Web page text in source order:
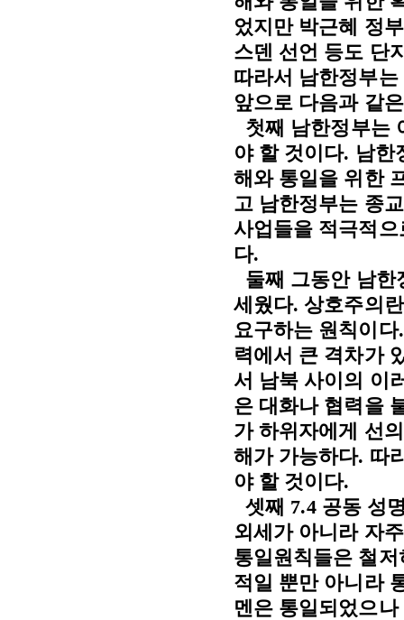
었지만 박근혜 정
스덴 선언 등도 단
따라서 남한정부
앞으로 다음과 같
첫째 남한정부는
야 할 것이다. 남한
해와 통일을 위한
고 남한정부는 종
사업들을 적극적
다.
둘째 그동안 남
세웠다.상호주의
요구하는 원칙이다
력에서 큰 격차가
서 남북 사이의 이
은 대화나 협력을
가 하위자에게 선
해가 가능하다. 따
야 할 것이다.
셋째 7.4 공동 성
외세가 아니라 자
통일원칙들은 철
적일 뿐만 아니라
멘은 통일되었으